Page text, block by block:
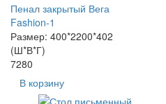
Пенал закрытый Вега
Fashion-1
Размер: 400*2200*402
(Ш*В*Г)
7280
В корзину